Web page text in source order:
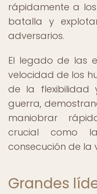
rápidamente a
batalla y
adversarios.
El legado de las
velocidad de los
de la
guerra,
maniobrar
crucial como
consecución de la
Grandes